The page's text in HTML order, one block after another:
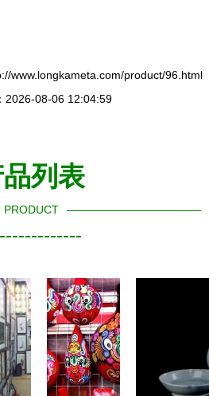
www.longkameta.com/product/96.html
2026-08-06 12:04:59
列表
PRODUCT